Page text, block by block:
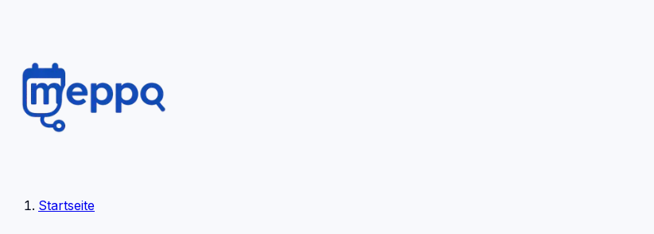
Startseite